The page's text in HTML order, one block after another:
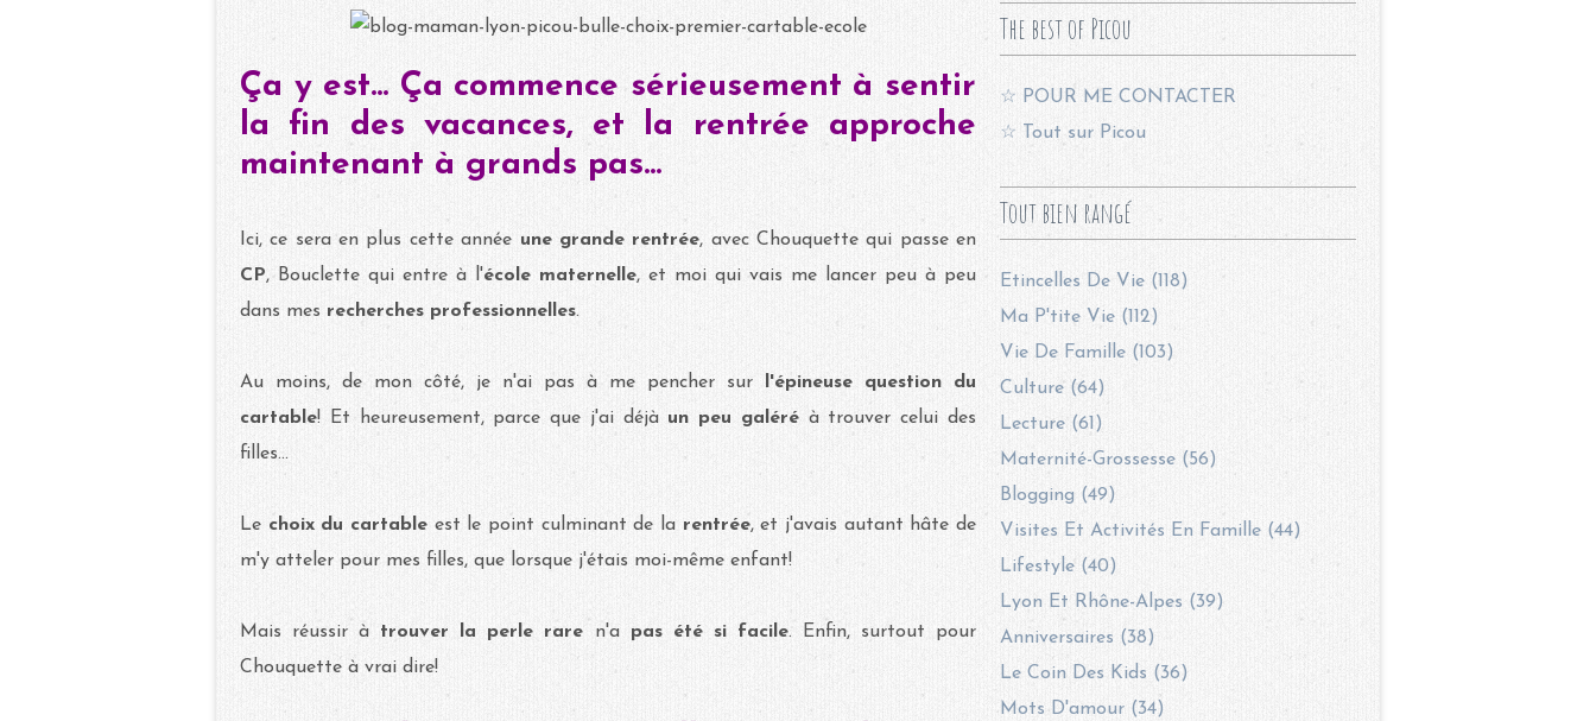
Ça y est... Ça commence sérieusement à sentir
la fin des vacances, et la rentrée approche
maintenant à grands pas...
Ici, ce sera en plus cette année une grande rentrée, avec Chouquette qui passe en
CP, Bouclette qui entre à l'école maternelle, et moi qui vais me lancer peu à peu
dans mes recherches professionnelles.
Au moins, de mon côté, je n'ai pas à me pencher sur l'épineuse question du
cartable! Et heureusement, parce que j'ai déjàun peu galéréà trouver celui des
filles...
Le choix du cartable est le point culminant de la rentrée, et j'avais autant hâte de
m'y atteler pour mes filles, que lorsque j'étais moi-même enfant!
Mais réussir à trouver la perle rare n'a pas été si facile. Enfin, surtout pour
Chouquette à vrai dire!
The best of Picou
☆ POUR ME CONTACTER
☆ Tout sur Picou
Tout bien rangé
Etincelles De Vie (118)
Ma P'tite Vie (112)
Vie De Famille (103)
Culture (64)
Lecture (61)
Maternité-Grossesse (56)
Blogging (49)
Visites Et Activités En Famille (44)
Lifestyle (40)
Lyon Et Rhône-Alpes (39)
Anniversaires (38)
Le Coin Des Kids (36)
Mots D'amour (34)